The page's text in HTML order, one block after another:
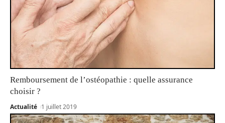
Remboursement de l’ostéopathie : quelle assurance
choisir ?
Actualité 1 juillet 2019